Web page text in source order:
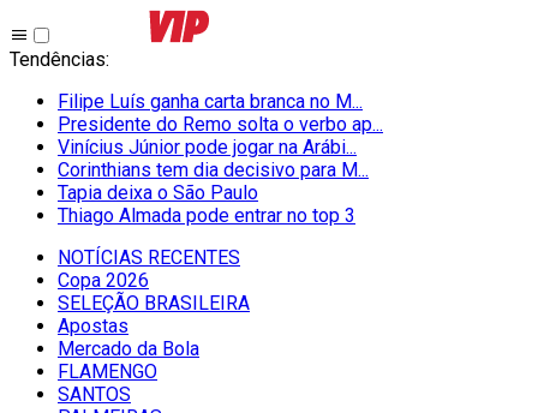
Tendências:
Filipe Luís ganha carta branca no M...
Presidente do Remo solta o verbo ap...
Vinícius Júnior pode jogar na Arábi...
Corinthians tem dia decisivo para M...
Tapia deixa o São Paulo
Thiago Almada pode entrar no top 3
NOTÍCIAS RECENTES
Copa 2026
SELEÇÃO BRASILEIRA
Apostas
Mercado da Bola
FLAMENGO
SANTOS